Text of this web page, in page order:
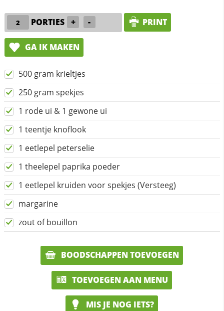
PORTIES + - PRINT
GA IK MAKEN
500 gram krieltjes
250 gram spekjes
1 rode ui & 1 gewone ui
1 teentje knoflook
1 eetlepel peterselie
1 theelepel paprika poeder
1 eetlepel kruiden voor spekjes (Versteeg)
margarine
zout of bouillon
BOODSCHAPPEN TOEVOEGEN
TOEVOEGEN AAN MENU
MIS JE NOG IETS?